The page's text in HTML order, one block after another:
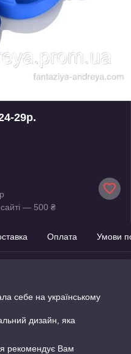
29р.
— 500 ₴
Оплата Умови
себе на українському
дизайн, яка
рекомендує Вам